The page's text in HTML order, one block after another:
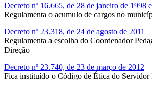
Decreto nº 16.665, de 28 de janeiro de 1998
Regulamenta o acumulo de cargos no
Decreto nº 23.318, de 24 de agosto de 2011
Regulamenta a escolha do Coordenador
Direção
Decreto nº 23.740, de 23 de março de 2012
Fica instituído o Código de Ética do